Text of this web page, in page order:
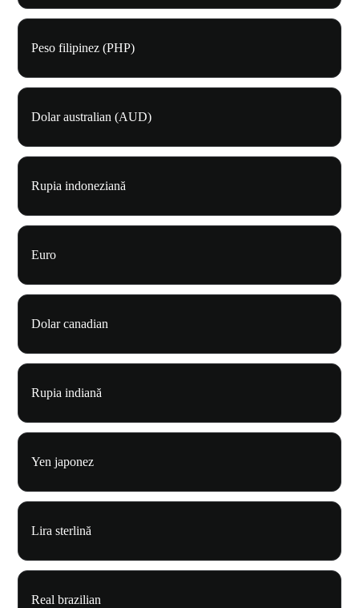
Peso filipinez (PHP)
Dolar australian (AUD)
Rupia indoneziană
Euro
Dolar canadian
Rupia indiană
Yen japonez
Lira sterlină
Real brazilian